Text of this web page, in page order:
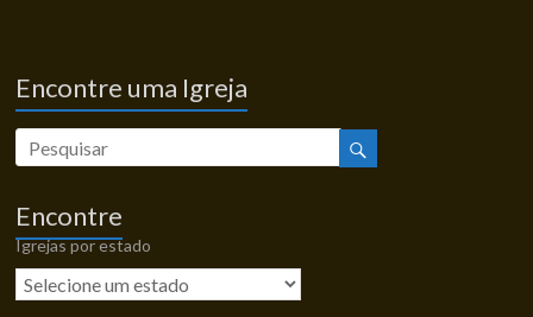
Encontre uma Igreja
Encontre
Igrejas por estado